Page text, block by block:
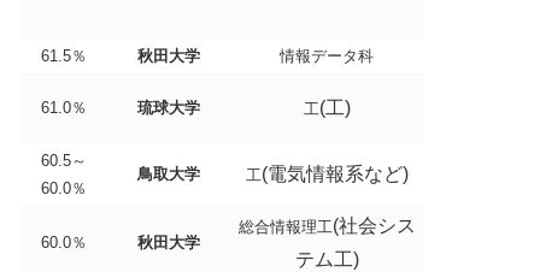
61.5％ 秋田大学 情報データ科
61.0％ 琉球大学 工(工)
60.5～
60.0％
鳥取大学 工(電気情報系など)
60.0％ 秋田大学
総合情報理工(社会シス
テム工)